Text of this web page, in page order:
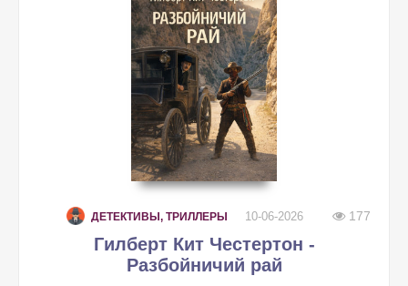
ДЕТЕКТИВЫ, ТРИЛЛЕРЫ 10-06-2026 177
Гилберт Кит Честертон -
Разбойничий рай